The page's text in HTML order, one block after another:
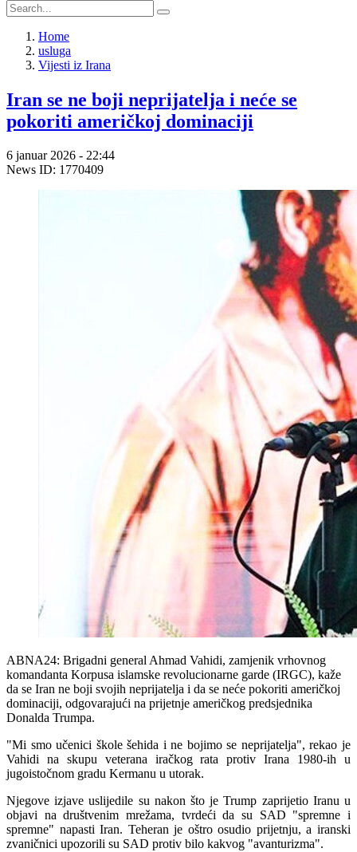
Home
usluga
Vijesti iz Irana
Iran se ne boji neprijatelja i neće se
pokoriti američkoj dominaciji
6 januar 2026 - 22:44
News ID: 1770409
ABNA24: Brigadni general Ahmad Vahidi, zamjenik vrhovnog
komandanta Korpusa islamske revolucionarne garde (IRGC), kaže
da se Iran ne boji svojih neprijatelja i da se neće pokoriti američkoj
dominaciji, odgovarajući na prijetnje američkog predsjednika
Donalda Trumpa.
"Mi smo učenici škole šehida i ne bojimo se neprijatelja", rekao je
Vahidi na skupu veterana iračkog rata protiv Irana 1980-ih u
jugoistočnom gradu Kermanu u utorak.
Njegove izjave uslijedile su nakon što je Trump zaprijetio Iranu u
objavi na društvenim mrežama, tvrdeći da su SAD "spremne i
spremne" napasti Iran. Teheran je oštro osudio prijetnju, a iranski
zvaničnici upozorili su SAD protiv bilo kakvog "avanturizma".